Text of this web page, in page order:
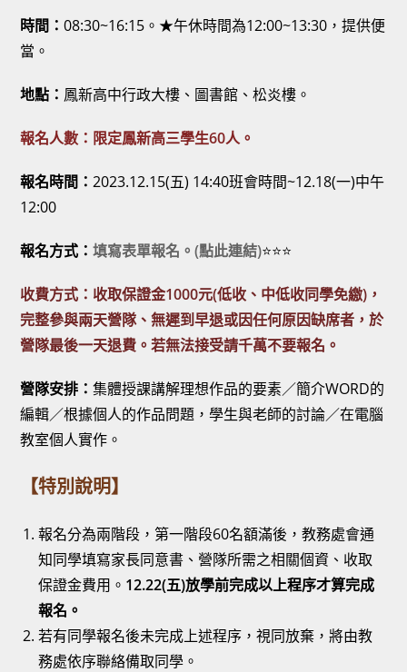
時間：08:30~16:15。★午休時間為12:00~13:30，提供便
當。
地點： 鳳新高中行政大樓、圖書館、松炎樓。
報名人數：限定鳳新高三學生60人。
報名時間：2023.12.15(五) 14:40班會時間~12.18(一)中午
12:00
報名方式：填寫表單報名。(點此連結)⭐⭐⭐
收費方式：收取保證金1000元(低收、中低收同學免繳)，
完整參與兩天營隊、無遲到早退或因任何原因缺席者，於
營隊最後一天退費。若無法接受請千萬不要報名。
營隊安排：集體授課講解理想作品的要素／簡介WORD的
編輯／根據個人的作品問題，學生與老師的討論／在電腦
教室個人實作。
【特別說明】
報名分為兩階段，第一階段60名額滿後，教務處會通
知同學填寫家長同意書、營隊所需之相關個資、收取
保證金費用。 12.22(五)放學前完成以上程序才算完成
報名。
若有同學報名後未完成上述程序，視同放棄，將由教
務處依序聯絡備取同學。